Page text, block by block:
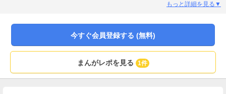
は、「かげきしょうじょ!!」コミックス1巻に収録されています。)もっと詳細を見る▼
今すぐ会員登録する (無料)
まんがレポを見る 1件